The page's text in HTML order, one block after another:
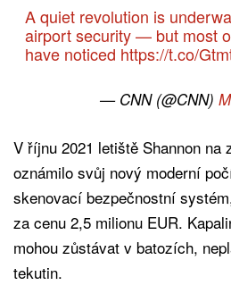
A quiet revolution is
airport security — but most
have noticed https://t.co/
— CNN (@CNN)
V říjnu 2021 letiště Shannon na
oznámilo svůj nový moderní
skenovací bezpečnostní
za cenu 2,5 milionu EUR.
mohou zůstávat v batozích,
tekutin.